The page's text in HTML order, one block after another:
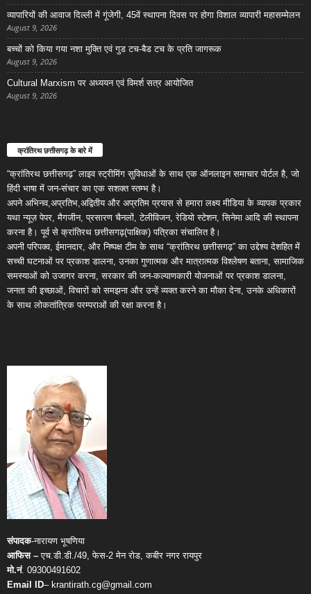
व्यापारियों की आवाज दिल्ली में गूंजेगी, 45वें स्थापना दिवस पर होगा विशाल व्यापारी महासम्मेलन
August 9, 2026
बच्चों को किया गया नशा मुक्ति एवं गुड टच-बैड टच के प्रति जागरूक
August 9, 2026
Cultural Marxism पर अध्ययन एवं विमर्श सत्र आयोजित
August 9, 2026
क्रांतिरथ छत्तीसगढ़ के बारे में
“क्रांतिरथ छत्तीसगढ़” लाइव स्ट्रीमिंग सुविधाओं के साथ एक ऑनलाइन समाचार पोर्टल है, जो
हिंदी भाषा में जन-संचार का एक सशक्त स्तम्भ है।
अपने अभिनव,अप्रतिभ,अद्वितीय और अप्रतिम प्रयास से हमारा लक्ष्य मीडिया के व्यापक प्रकार
यथा न्यूज़ पेपर, मैगजीन, प्रसारण चैनलों, टेलीविजन, रेडियो स्टेशन, सिनेमा आदि की स्थापना
करना है। पूर्व से क्रांतिरथ छत्तीसगढ़(पाक्षिक) पत्रिका संचालित है।
अपनी परिपक्व, ईमानदार, और निष्पक्ष टीम के साथ “क्रांतिरथ छत्तीसगढ़” का उद्देश्य देशहित में
सच्ची घटनाओं पर प्रकाश डालना, उनका गुणात्मक और मात्रात्मक विश्लेषण बताना, सामाजिक
समस्याओं को उजागर करना, सरकार की जन-कल्याणकारी योजनाओं पर प्रकाश डालना,
जनता की इच्छाओं, विचारों को समझना और उन्हें व्यक्त करने का मौका देना, उनके अधिकारों
के साथ लोकतांत्रिक परम्पराओं की रक्षा करना है।
संपादक-नारायण भूषणिया
आफिस –एच.डी.डी./49, फेस-2 मेन रोड, कबीर नगर रायपुर
मो.नं. 09300491602
Email ID– krantirath.cg@gmail.com